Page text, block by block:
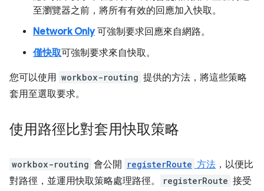
至瀏覽器之前，將所有有效的回應加入快取。
Network Only可強制要求回應來自網路。
僅快取可強制要求來自快取。
您可以使用 workbox-routing 提供的方法，將這些策略
套用至選取要求。
使用路徑比對套用快取策略
workbox-routing 會公開 registerRoute 方法 ，以便比
對路徑，並運用快取策略處理路徑。
registerRoute 接受